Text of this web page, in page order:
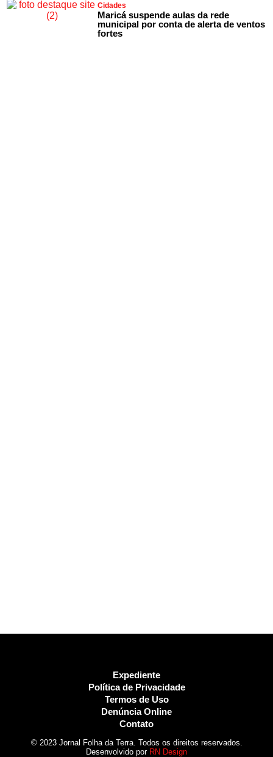
Cidades
Maricá suspende aulas da rede
municipal por conta de alerta de ventos
fortes
Expediente
Política de Privacidade
Termos de Uso
Denúncia Online
Contato
© 2023 Jornal Folha da Terra. Todos os direitos reservados.
Desenvolvido por RN Design